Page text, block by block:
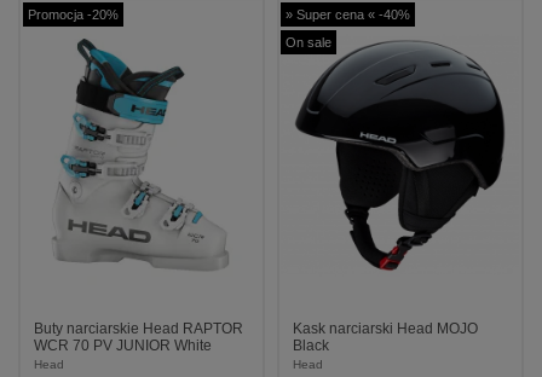
Promocja -20%
Buty narciarskie Head RAPTOR
WCR 70 PV JUNIOR White
Head
» Super cena « -40%
On sale
Kask narciarski Head MOJO
Black
Head